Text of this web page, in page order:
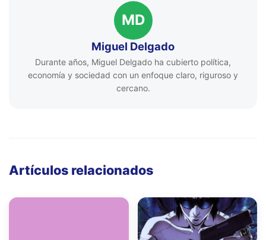
MD
Miguel Delgado
Durante años, Miguel Delgado ha cubierto política,
economía y sociedad con un enfoque claro, riguroso y
cercano.
Artículos relacionados